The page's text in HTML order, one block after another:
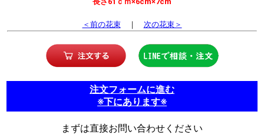
＜前の花束｜ 次の花束＞
注文フォームに進む
※下にあります※
まずは直接お問い合わせください